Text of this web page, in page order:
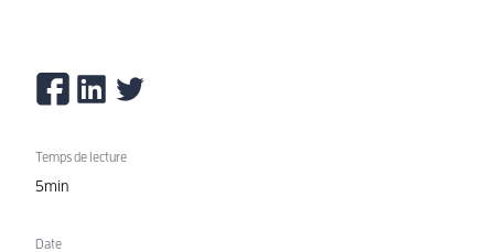
Temps de lecture
5min
Date